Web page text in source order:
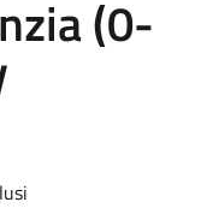
(0-